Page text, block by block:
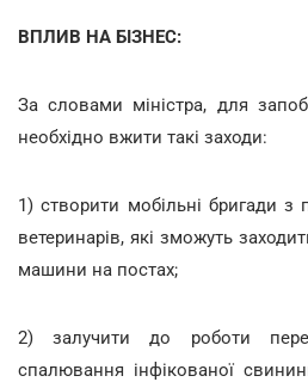
ВПЛИВ НА БІЗНЕС:
За словами міністра, для
необхідно вжити такі заходи:
1) створити мобільні бригади з
ветеринарів, які зможуть
машини на постах;
2) залучити до роботи
спалювання інфікованої